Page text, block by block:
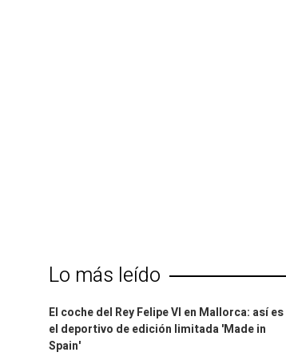
Lo más leído
El coche del Rey Felipe VI en Mallorca: así es
el deportivo de edición limitada 'Made in
Spain'